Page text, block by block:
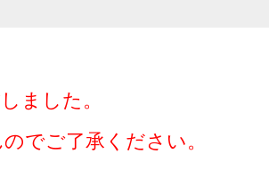
ました。
でご了承ください。